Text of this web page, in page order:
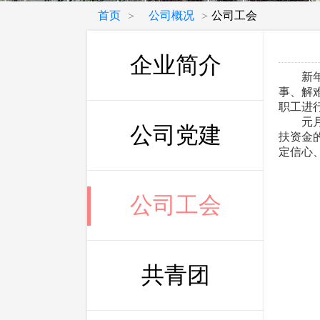
首页 > 公司概况 > 公司工会
企业简介
公司党建
公司工会
共青团
新年
事、解
职工进
元月4
扶资金
定信心